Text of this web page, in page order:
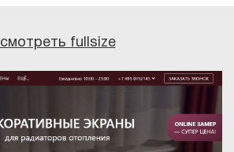
смотреть fullsize